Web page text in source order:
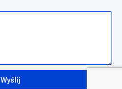
Wyślij